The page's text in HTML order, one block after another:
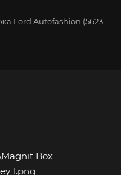
Lord Autofashion (5623